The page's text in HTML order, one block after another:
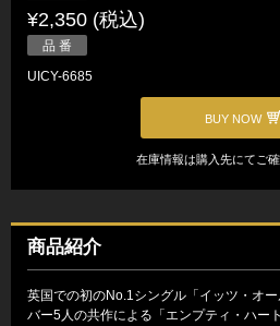
¥2,350 (税込)
品 番
UICY-6685
BUY NOW
在庫情報は購入先にてご確
商品紹介
英国での初のNo.1シングル「イッツ・オ
バー5人の共作による「エンプティ・ハー